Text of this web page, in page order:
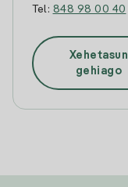
Tel: 848 98 00 40
Xehetasun
gehiago